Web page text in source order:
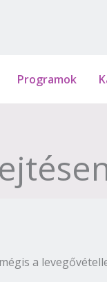
Programok
a